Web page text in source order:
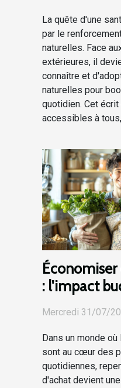
La quête d'une
par le
naturelles. Face
extérieures, il
connaître et
naturelles pour
quotidien. Cet
accessibles à
: l'impact
achats en
Mercredi 31/07/
Dans un monde
sont au cœur des
quotidiennes,
d'achat devient